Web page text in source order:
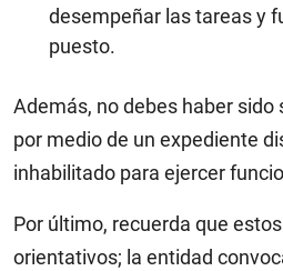
desempeñar las tareas y
puesto.
Además, no debes haber sido
por medio de un expediente
inhabilitado para ejercer
Por último, recuerda que
orientativos; la entidad